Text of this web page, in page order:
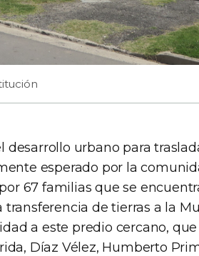
desarrollo urbano para
esperado por la
67 familias que se
de tierras a la
a este predio cercano, que
Díaz Vélez, Humberto